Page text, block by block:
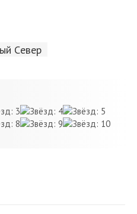
Cевер